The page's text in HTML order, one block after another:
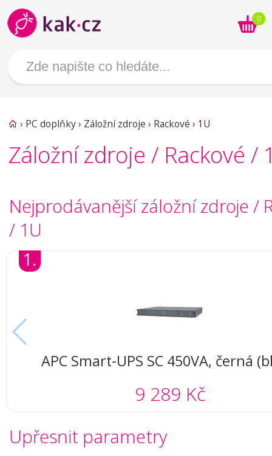
0
› PC doplňky› Záložní zdroje › Rackové › 1U
Záložní zdroje / Rackové /
Nejprodávanější záložní zdroje /
/ 1U
1.
APC Smart-UPS SC 450VA, černá
9 289 Kč
Upřesnit parametry